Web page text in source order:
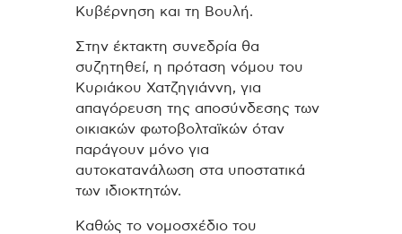
Κυβέρνηση και τη Βουλή.
Στην έκτακτη συνεδρία θα
συζητηθεί, η πρόταση νόμου του
Κυριάκου Χατζηγιάννη, για
απαγόρευση της αποσύνδεσης των
οικιακών φωτοβολταϊκών όταν
παράγουν μόνο για
αυτοκατανάλωση στα υποστατικά
των ιδιοκτητών.
Καθώς το νομοσχέδιο του